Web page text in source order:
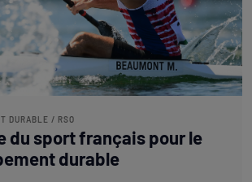
du sport français pour le
durable
DURABLE / RSO